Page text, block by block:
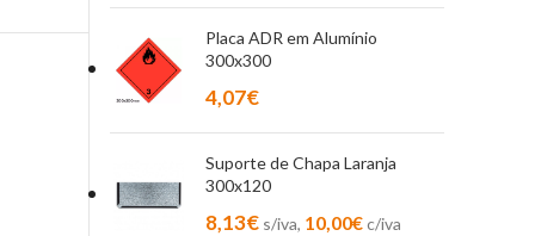
Placa ADR em Alumínio
300x300
4,07€
Suporte de Chapa Laranja
300x120
8,13€ s/iva, 10,00€c/iva